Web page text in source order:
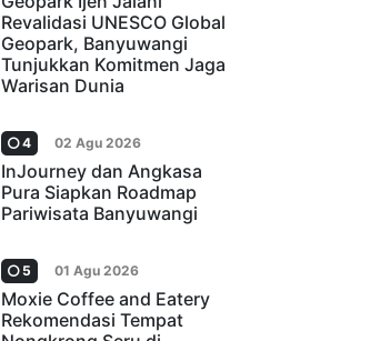
Revalidasi UNESCO Global
Geopark, Banyuwangi
Tunjukkan Komitmen Jaga
Warisan Dunia
4 02 Agu 2026
InJourney dan Angkasa
Pura Siapkan Roadmap
Pariwisata Banyuwangi
5 01 Agu 2026
Moxie Coffee and Eatery
Rekomendasi Tempat